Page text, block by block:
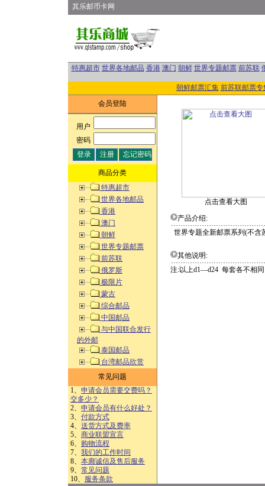
其乐邮币卡网
特惠超市 世界各地邮品 香港 澳门 朝鲜 世界专题邮票 前苏联
朝鲜邮票汇集 前苏联邮票专
会员登陆
用户:
密码:
商品分类
特惠超市
世界各地邮品
香港
澳门
朝鲜
世界专题邮票
前苏联
俄罗斯
极限片
蒙古
综合邮品
中国邮品
与中国联合发行
的外邮
泰国邮品
台湾邮品欣赏
常见问题
1、 申请会员需要交费吗？
交多少？
2、 申请会员有什么好处？
3、 付款方式
4、 送货方式及费率
5、 商业联盟宣言
6、 购物流程
7、 我们的工作时间
8、 本廊诚信及售后服务
9、 常见问题
10、 服务条款
点击查看大图
产品介绍:
世界专题全新邮票系列(不含
其他说明:
注:以上d1—d24 每套各不相同